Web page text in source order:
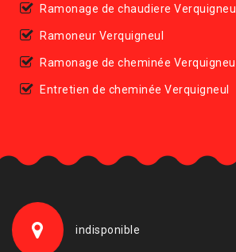
Ramonage de chaudiere Verquigneul
Ramoneur Verquigneul
Ramonage de cheminée Verquigneul
Entretien de cheminée Verquigneul
indisponible